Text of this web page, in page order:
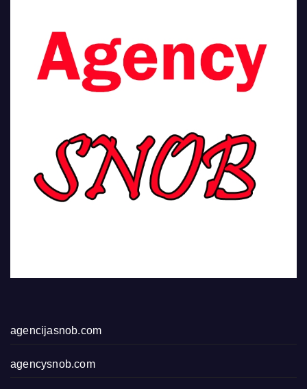
agencijasnob.com
agencysnob.com